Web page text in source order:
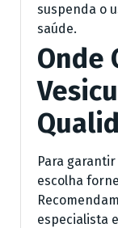
suspenda o
saúde.
Onde
Para
escolha
especialista